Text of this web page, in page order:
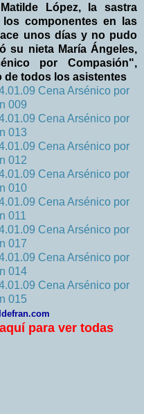
López, la sastra
componentes en las
unos días y no pudo
su nieta María Ángeles,
por Compasión",
de todos los asistentes
para ver todas